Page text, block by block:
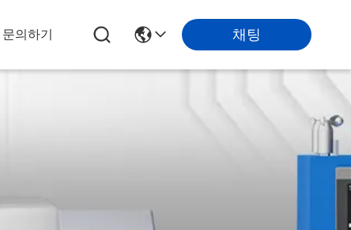
문의하기 채팅